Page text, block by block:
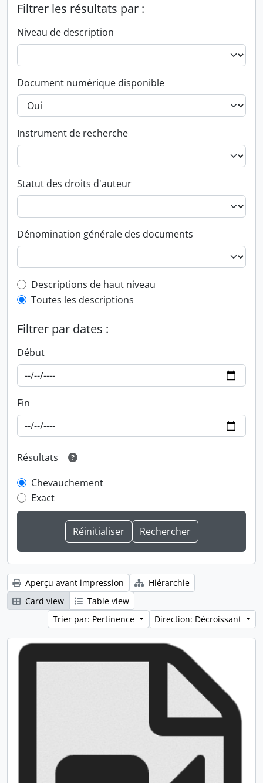
Filtrer les résultats par :
Niveau de description
Document numérique disponible
Instrument de recherche
Statut des droits d'auteur
Dénomination générale des documents
Top-level description filter
Descriptions de haut niveau
Toutes les descriptions
Filtrer par dates :
Début
Fin
Résultats
Chevauchement
Exact
Aperçu avant impression
Hiérarchie
Card view
Table view
Trier par: Pertinence
Direction: Décroissant